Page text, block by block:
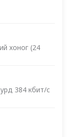
хоног (24
384 кбит/с